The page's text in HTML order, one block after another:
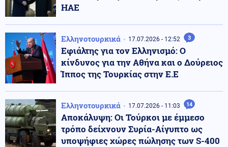
ΗΑΕ
Ελληνοτουρκικά 17.07.2026 - 12:52 3
Εφιάλτης για τον Ελληνισμό: Ο
κίνδυνος για την Αθήνα και ο Δούρειος
Ίππος της Τουρκίας στην Ε.Ε
Ελληνοτουρκικά 17.07.2026 - 11:03 14
Αποκάλυψη: Οι Τούρκοι με έμμεσο
τρόπο δείχνουν Συρία-Αίγυπτο ως
υποψήφιες χώρες πώλησης των S-400